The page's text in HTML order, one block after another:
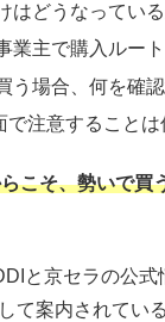
はどうなっている
業主で購入ルート
う場合、何を確認
注意することは
こそ、勢いで買
と京セラの公
て案内されてい